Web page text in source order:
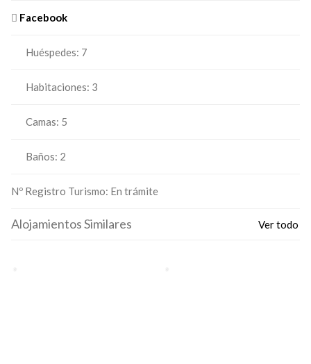
Facebook
Huéspedes: 7
Habitaciones: 3
Camas: 5
Baños: 2
Nº Registro Turismo: En trámite
Alojamientos Similares Ver todo